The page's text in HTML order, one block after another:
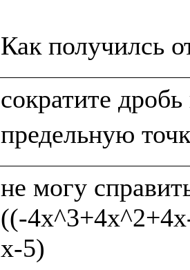
сократите дробь
не могу
((-